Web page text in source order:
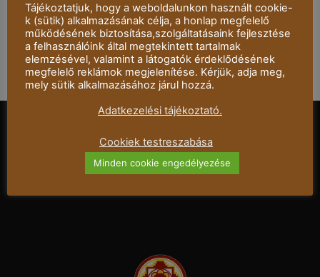
Mandala Dalszínház © 2021 – Minden jog
Tájékoztatjuk, hogy a weboldalunkon használt cookie-
k (sütik) alkalmazásának célja, a honlap megfelelő
működésének biztosítása,szolgáltatásaink fejlesztése
a felhasználóink által megtekintett tartalmak
elemzésével, valamint a látogatók érdeklődésének
megfelelő reklámok megjelenítése. Kérjük, adja meg,
mely sütik alkalmazásához járul hozzá.
Adatkezelési tájékoztató.
Cookiek testreszabása
Minden cookie engedélyezése